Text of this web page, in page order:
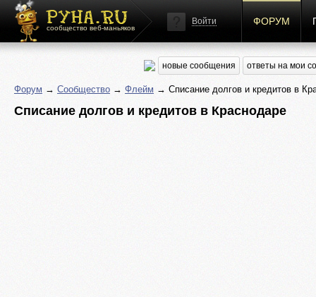
сообщество веб-маньяков
Войти ФОРУМ
новые сообщения ответы на мои
Форум → Сообщество → Флейм → Списание долгов и кредитов в
Списание долгов и кредитов в Краснодаре